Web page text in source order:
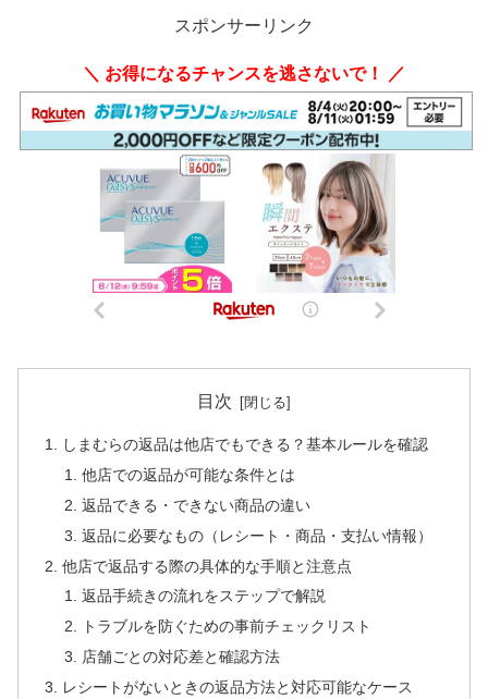
スポンサーリンク
＼ お得になるチャンスを逃さないで！ ／
目次
しまむらの返品は他店でもできる？基本ルールを確認
他店での返品が可能な条件とは
返品できる・できない商品の違い
返品に必要なもの（レシート・商品・支払い情報）
他店で返品する際の具体的な手順と注意点
返品手続きの流れをステップで解説
トラブルを防ぐための事前チェックリスト
店舗ごとの対応差と確認方法
レシートがないときの返品方法と対応可能なケース